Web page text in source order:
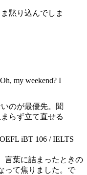
黙り込んでしま
my weekend? I
のが最優先。聞
らず立て直せる
iBT 106 / IELTS
言葉に詰まったときの
って焦りました。で